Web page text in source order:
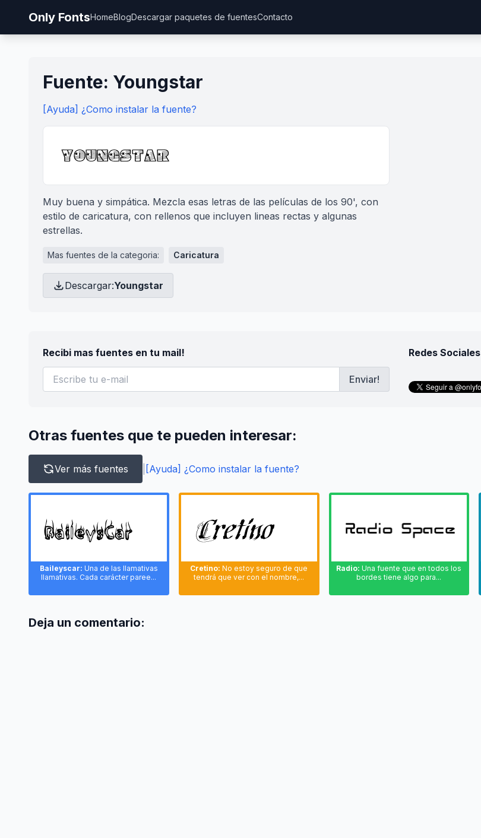
Only FontsHomeBlogDescargar paquetes de fuentesContacto
Fuente: Youngstar
[Ayuda] ¿Como instalar la fuente?
Muy buena y simpática. Mezcla esas letras de las películas de los 90', con
estilo de caricatura, con rellenos que incluyen lineas rectas y algunas
estrellas.
Mas fuentes de la categoria: Caricatura
Descargar:Youngstar
Recibi mas fuentes en tu mail!
Enviar!
Redes Sociales
Otras fuentes que te pueden interesar:
Ver más fuentes [Ayuda] ¿Como instalar la fuente?
Baileyscar: Una de las llamativas
llamativas. Cada carácter paree...
Cretino: No estoy seguro de que
tendrá que ver con el nombre,...
Radio: Una fuente que en todos los
bordes tiene algo para...
Deja un comentario: